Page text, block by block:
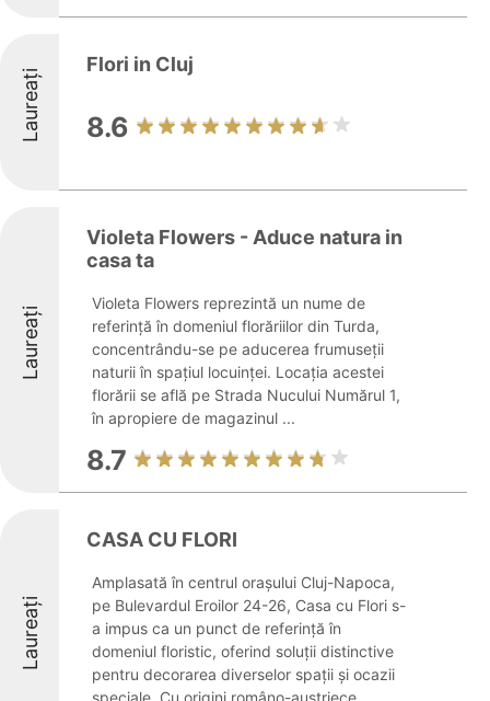
Laureați
Flori in Cluj
8.6
Laureați
Violeta Flowers - Aduce natura in
casa ta
Violeta Flowers reprezintă un nume de
referință în domeniul florăriilor din Turda,
concentrându-se pe aducerea frumuseții
naturii în spațiul locuinței. Locația acestei
florării se află pe Strada Nucului Numărul 1,
în apropiere de magazinul ...
8.7
Laureați
CASA CU FLORI
Amplasată în centrul orașului Cluj-Napoca,
pe Bulevardul Eroilor 24-26, Casa cu Flori s-
a impus ca un punct de referință în
domeniul floristic, oferind soluții distinctive
pentru decorarea diverselor spații și ocazii
speciale. Cu origini româno-austriece, ...